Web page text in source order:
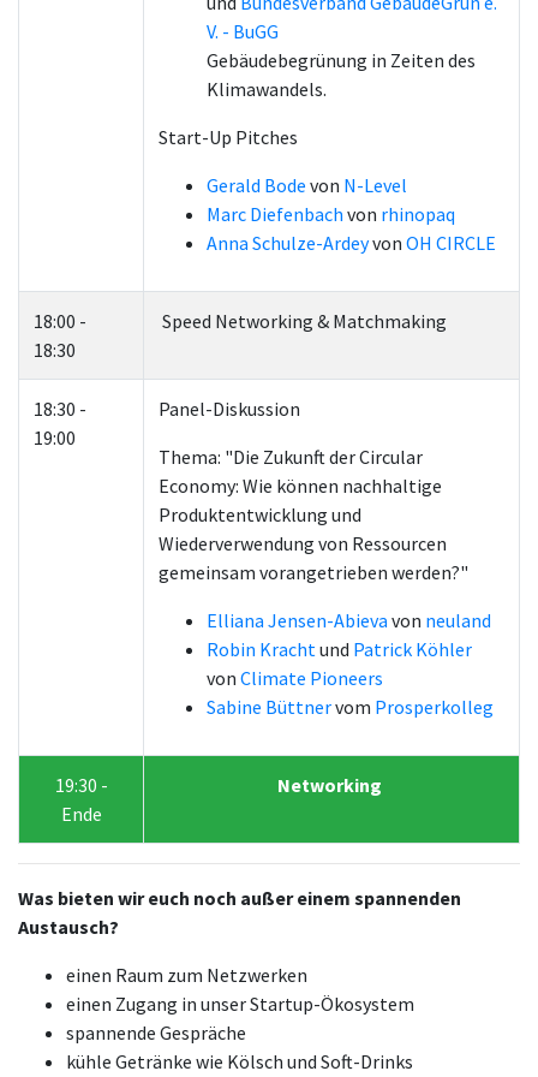
V. - BuGG
Gebäudebegrünung in Zeiten des
Klimawandels.
Start-Up Pitches
Gerald Bode von N-Level
Marc Diefenbach von rhinopaq
Anna Schulze-Ardeyvon OH CIRCLE
18:00 -
18:30
Speed Networking & Matchmaking
18:30 -
19:00
Panel-Diskussion
Thema: "Die Zukunft der Circular
Economy: Wie können nachhaltige
Produktentwicklung und
Wiederverwendung von Ressourcen
gemeinsam vorangetrieben werden?"
Elliana Jensen-Abieva von neuland
Robin Krachtund Patrick Köhler
von Climate Pioneers
Sabine Büttnervom Prosperkolleg
19:30 -
Ende
Networking
Was bieten wir euch noch außer einem spannenden
Austausch?
einen Raum zum Netzwerken
einen Zugang in unser Startup-Ökosystem
spannende Gespräche
kühle Getränke wie Kölsch und Soft-Drinks